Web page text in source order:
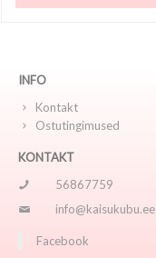
INFO
Kontakt
Ostutingimused
KONTAKT
56867759
info@kaisukubu.ee
Facebook